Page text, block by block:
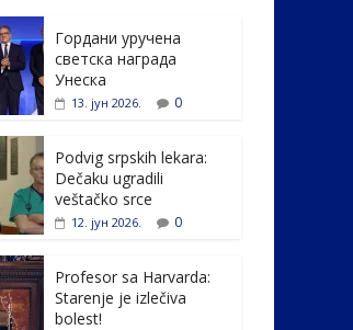
itt
er e
dI
n
e
Гордани уручена
светска награда
Унеска
13. јун 2026. 0
Podvig srpskih lekara:
Dečaku ugradili
veštačko srce
12. јун 2026. 0
Profesor sa Harvarda:
Starenje je izlečiva
bolest!